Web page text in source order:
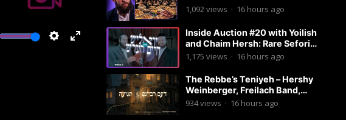
1,092views · 16 hours ago
Inside Auction #20 with Yoilish
and Chaim Hersh: Rare Seforim
& Manuscripts
1,175 views · 16 hours ago
The Rebbe’s Teniyeh – Hershy
Weinberger, Freilach Band,
Shira | דעם רבינ׳ס תנועה – הערשי
934views · 16 hours ago